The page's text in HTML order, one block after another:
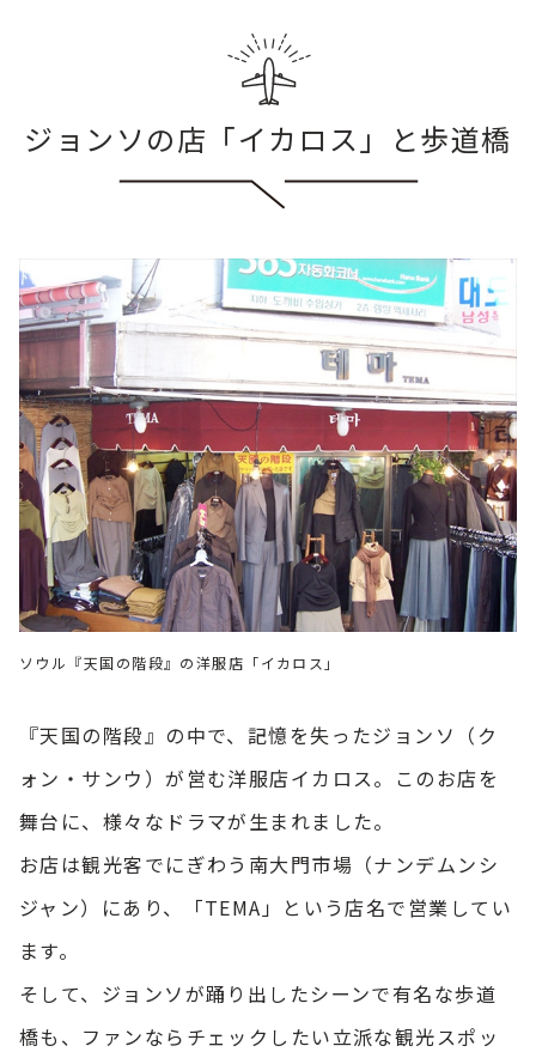
ジョンソの店「イカロス」と歩道橋
ソウル『天国の階段』の洋服店「イカロス」
『天国の階段』の中で、記憶を失ったジョンソ（ク
ォン・サンウ）が営む洋服店イカロス。このお店を
舞台に、様々なドラマが生まれました。
お店は観光客でにぎわう南大門市場（ナンデムンシ
ジャン）にあり、「TEMA」という店名で営業してい
ます。
そして、ジョンソが踊り出したシーンで有名な歩道
橋も、ファンならチェックしたい立派な観光スポッ